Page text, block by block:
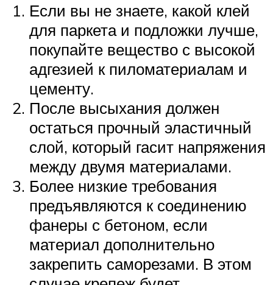
Если вы не знаете, какой клей
для паркета и подложки лучше,
покупайте вещество с высокой
адгезией к пиломатериалам и
цементу.
После высыхания должен
остаться прочный эластичный
слой, который гасит напряжения
между двумя материалами.
Более низкие требования
предъявляются к соединению
фанеры с бетоном, если
материал дополнительно
закрепить саморезами. В этом